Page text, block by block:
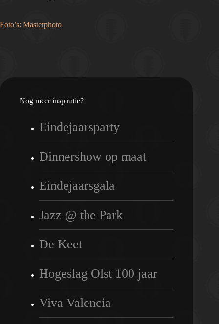
Foto’s: Masterphoto
Nog meer inspiratie?
Eindejaarsparty
Dinnershow op maat
Eindejaarsgala
Jazz @ the Park
De Keet
Hogeslag Olst 100 jaar
Viva Valencia